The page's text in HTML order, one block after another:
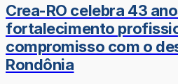
Crea-RO celebra 43
fortalecimento
compromisso com o
Rondônia